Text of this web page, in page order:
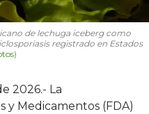
de lechuga iceberg como
registrado en Estados
)
2026.- La
y Medicamentos (FDA)